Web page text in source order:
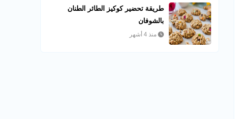
طريقة تحضير كوكيز الطائر الطنان
بالشوفان
منذ 4 أشهر